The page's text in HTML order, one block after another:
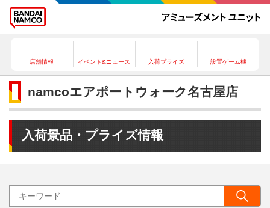
店舗情報 イベント&ニュース 入荷プライズ 設置ゲーム機
namcoエアポートウォーク名古屋店
入荷景品・プライズ情報